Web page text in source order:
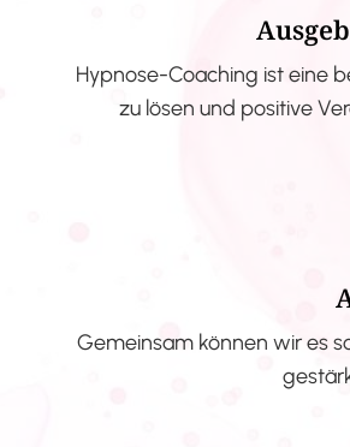
Hypnose-Coaching ist eine
zu lösen und positive
Gemeinsam können wir es